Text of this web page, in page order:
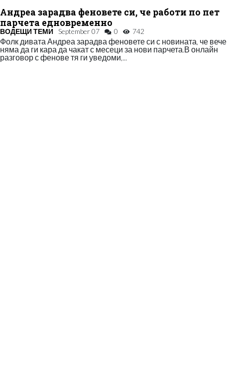
Андреа зарадва феновете си, че работи по пет
парчета едновременно
ВОДЕЩИ ТЕМИ September 07 0 742
Фолк дивата Андреа зарадва феновете си с новината, че вече
няма да ги кара да чакат с месеци за нови парчета.В онлайн
разговор с фенове тя ги уведоми,...